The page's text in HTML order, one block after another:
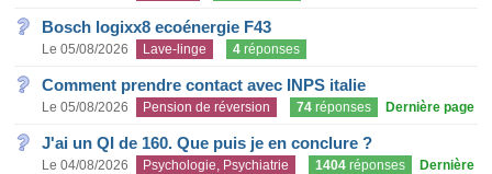
Bosch logixx8 ecoénergie F43
Le 05/08/2026 Lave-linge 4 réponses
Comment prendre contact avec INPS italie
Le 05/08/2026 Pension de réversion 74 réponses Dernière page
J'ai un QI de 160. Que puis je en conclure ?
Le 04/08/2026 Psychologie, Psychiatrie 1404 réponses
Dernière